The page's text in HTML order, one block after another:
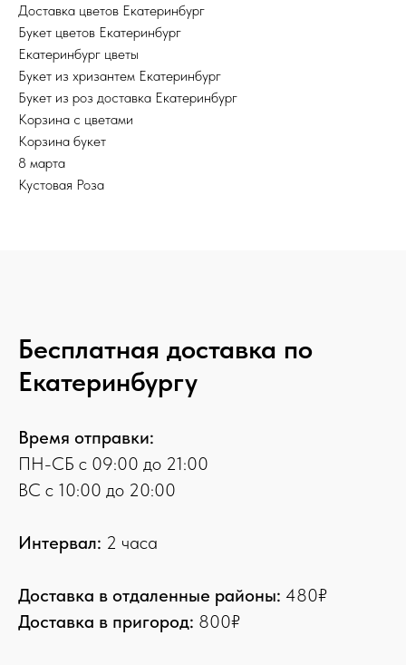
Доставка цветов Екатеринбург
Букет цветов Екатеринбург
Екатеринбург цветы
Букет из хризантем Екатеринбург
Букет из роз доставка Екатеринбург
Корзина с цветами
Корзина букет
8 марта
Кустовая Роза
Бесплатная доставка по
Екатеринбургу
Время отправки:
ПН-СБ с 09:00 до 21:00
ВС с 10:00 до 20:00
Интервал: 2 часа
Доставка в отдаленные районы: 480₽
Доставка в пригород: 800₽